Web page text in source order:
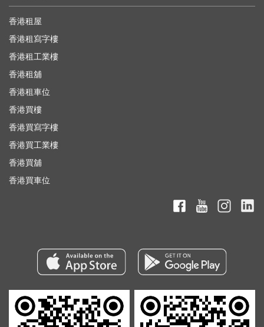
香港租屋
香港租寫字樓
香港租工業樓
香港租舖
香港租車位
香港買樓
香港買寫字樓
香港買工業樓
香港買舖
香港買車位